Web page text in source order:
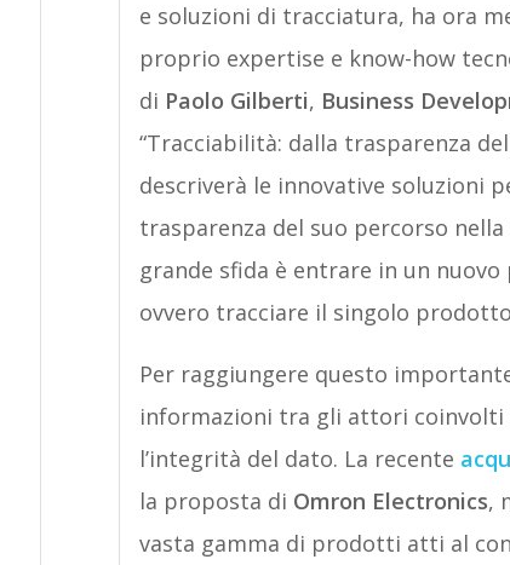
e soluzioni di tracciatura, ha ora
proprio expertise e know-how
di Paolo Gilberti, Business
“Tracciabilità: dalla trasparenza
descriverà le innovative soluzioni
trasparenza del suo percorso
grande sfida è entrare in un
ovvero tracciare il singolo
Per raggiungere questo
informazioni tra gli attori
l’integrità del dato. La recente
la proposta di Omron Electronics,
vasta gamma di prodotti atti al